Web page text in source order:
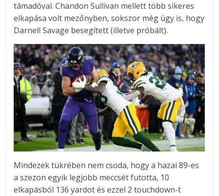
támadóval. Chandon Sullivan mellett több sikeres
elkapása volt mezőnyben, sokszor még úgy is, hogy
Darnell Savage besegített (illetve próbált).
Mindezek tükrében nem csoda, hogy a hazai 89-es
a szezon egyik legjobb meccsét futotta, 10
elkapásból 136 yardot és ezzel 2 touchdown-t